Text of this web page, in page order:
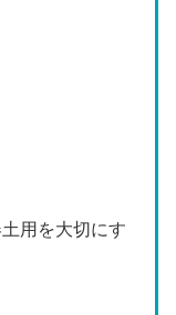
用を大切にす